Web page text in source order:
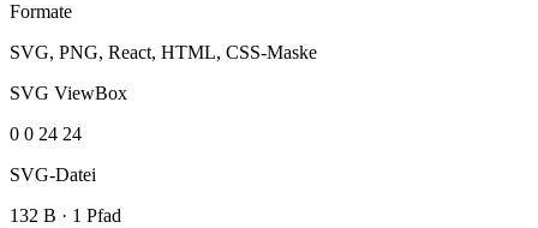
Formate
SVG, PNG, React, HTML, CSS-Maske
SVG ViewBox
0 0 24 24
SVG-Datei
132 B · 1 Pfad